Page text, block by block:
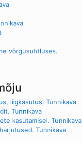
võrgusuhtluses.
liigkasutus. Tunnikava
Tunnikava
kasutamisel. Tunnikava
Tunnikava